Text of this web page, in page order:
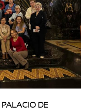
DE